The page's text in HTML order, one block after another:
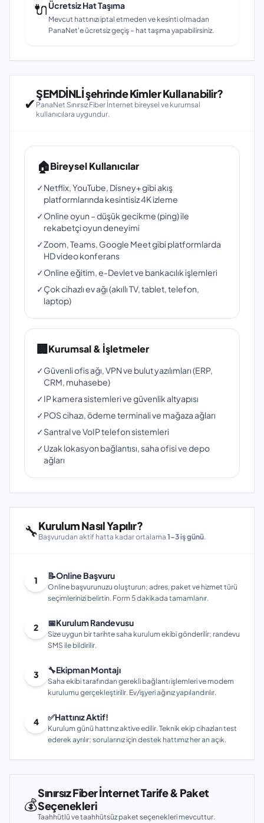
🔌Ücretsiz Hat Taşıma
Mevcut hattınızı iptal etmeden ve kesinti olmadan
PanaNet'e ücretsiz geçiş – hat taşıma yapabilirsiniz.
✔
ŞEMDİNLİ şehrinde Kimler Kullanabilir?
PanaNet Sınırsız Fiber İnternet bireysel ve kurumsal
kullanıcılara uygundur.
🏠Bireysel Kullanıcılar
✓Netflix, YouTube, Disney+ gibi akış
platformlarında kesintisiz 4K izleme
✓Online oyun – düşük gecikme (ping) ile
rekabetçi oyun deneyimi
✓Zoom, Teams, Google Meet gibi platformlarda
HD video konferans
✓Online eğitim, e-Devlet ve bankacılık işlemleri
✓Çok cihazlı ev ağı (akıllı TV, tablet, telefon,
laptop)
🏢Kurumsal & İşletmeler
✓Güvenli ofis ağı, VPN ve bulut yazılımları (ERP,
CRM, muhasebe)
✓IP kamera sistemleri ve güvenlik altyapısı
✓POS cihazı, ödeme terminali ve mağaza ağları
✓Santral ve VoIP telefon sistemleri
✓Uzak lokasyon bağlantısı, saha ofisi ve depo
ağları
🔧Kurulum Nasıl Yapılır?
Başvurudan aktif hatta kadar ortalama 1–3 iş günü.
1 📝Online Başvuru
Online başvurunuzu oluşturun; adres, paket ve hizmet türü
seçimlerinizi belirtin. Form 5 dakikada tamamlanır.
2 📅Kurulum Randevusu
Size uygun bir tarihte saha kurulum ekibi gönderilir; randevu
SMS ile bildirilir.
3 🔧Ekipman Montajı
Saha ekibi tarafından gerekli bağlantı işlemleri ve modem
kurulumu gerçekleştirilir. Ev/işyeri ağınız yapılandırılır.
4 ✅Hattınız Aktif!
Kurulum günü hattınız aktive edilir. Teknik ekip cihazları test
ederek ayrılır; sorularınız için destek hattımız her an açık.
💰
Sınırsız Fiber İnternet Tarife & Paket
Seçenekleri
Taahhütlü ve taahhütsüz paket seçenekleri mevcuttur.